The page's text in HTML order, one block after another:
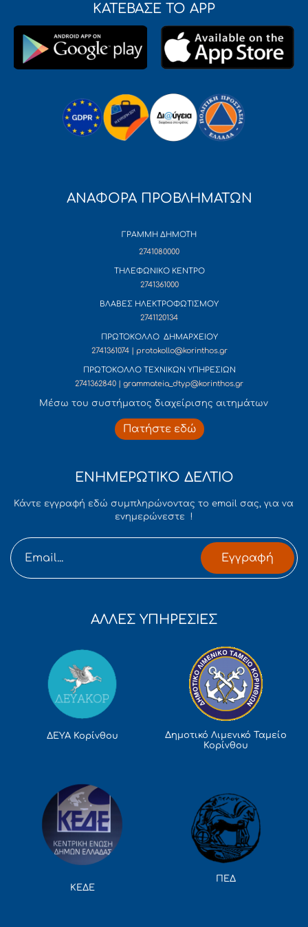
ΚΑΤΕΒΑΣΕ ΤΟ APP
ΑΝΑΦΟΡΑ ΠΡΟΒΛΗΜΑΤΩΝ
ΓΡΑΜΜΗ ΔΗΜΟΤΗ
2741080000
ΤΗΛΕΦΩΝΙΚΟ ΚΕΝΤΡΟ
2741361000
ΒΛΑΒΕΣ ΗΛΕΚΤΡΟΦΩΤΙΣΜΟΥ
2741120134
ΠΡΩΤΟΚΟΛΛΟ ΔΗΜΑΡΧΕΙΟΥ
2741361074 | protokollo@korinthos.gr
ΠΡΩΤΟΚΟΛΛΟ ΤΕΧΝΙΚΩΝ ΥΠΗΡΕΣΙΩΝ
2741362840 | grammateia_dtyp@korinthos.gr
Mέσω του συστήματος διαχείρισης αιτημάτων
Πατήστε εδώ
ΕΝΗΜΕΡΩΤΙΚΟ ΔΕΛΤΙΟ
Κάντε εγγραφή εδώ συμπληρώνοντας το email σας, για να
ενημερώνεστε !
Εγγραφή
ΑΛΛΕΣ ΥΠΗΡΕΣΙΕΣ
ΔΕΥΑ Κορίνθου
Δημοτικό Λιμενικό Ταμείο
Κορίνθου
ΚΕΔΕ
ΠΕΔ